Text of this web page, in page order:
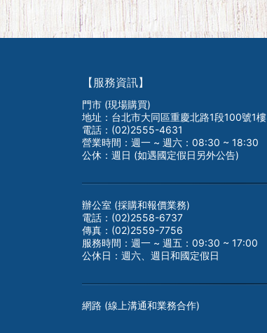
【服務資訊】
門市 (現場購買)
地址：台北市大同區重慶北路1段100號1樓
電話：(02)2555-4631
營業時間：週一 ~ 週六：08:30 ~ 18:30
公休：週日 (如遇國定假日另外公告)
辦公室 (採購和報價業務)
電話：(02)2558-6737
傳真：(02)2559-7756
服務時間：週一 ~ 週五：09:30 ~ 17:00
公休日：週六、週日和國定假日
網路 (線上溝通和業務合作)